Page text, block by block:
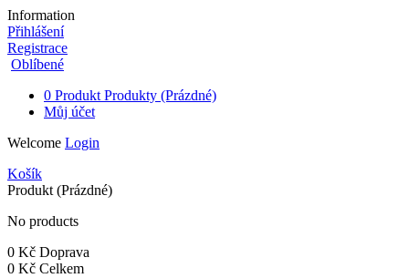
Information
Přihlášení
Registrace
Oblíbené
0 Produkt Produkty (Prázdné)
Můj účet
Welcome Login
Košík
Produkt (Prázdné)
No products
0 Kč Doprava
0 Kč Celkem